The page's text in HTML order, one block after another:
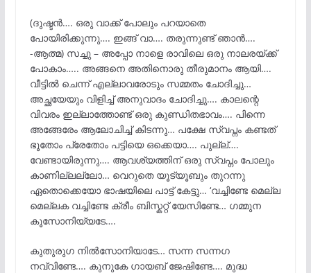
(ദുഷ്ടൻ…. ഒരു വാക്ക് പോലും പറയാതെ
പോയിരിക്കുന്നു…. ഇങ്ങ് വാ…. തരുന്നുണ്ട് ഞാൻ….
-ആത്മ) സച്ചു – അപ്പോ നാളെ രാവിലെ ഒരു നാലരയ്ക്ക്
പോകാം….. അങ്ങനെ അതിനൊരു തീരുമാനം ആയി….
വീട്ടിൽ ചെന്ന് എല്ലാവരോടും സമ്മതം ചോദിച്ചു…
അച്ഛയേയും വിളിച്ച് അനുവാദം ചോദിച്ചു…. കാലന്റെ
വിവരം ഇല്ലാത്തോണ്ട് ഒരു കുണ്ഡിതഭാവം…. പിന്നെ
അങ്ങേരേം ആലോചിച്ച് കിടന്നു… പക്ഷേ സ്വപ്നം കണ്ടത്
ഭൂതോം പ്രേതോം പട്ടിയെ ഒക്കെയാ…. പുല്ല്….
വേണ്ടായിരുന്നു…. ആവശ്യത്തിന് ഒരു സ്വപ്നം പോലും
കാണില്ലല്ലോ… വെറുതെ യൂട്യൂബും തുറന്നു
ഏതൊക്കെയോ ഭാഷയിലെ പാട്ട് കേട്ടു… ‘വച്ചിണ്ടേ മെല്ല
മെല്ലക വച്ചിണ്ടേ ക്രീം ബിസ്കറ്റ് യേസിണ്ടേ… ഗമ്മുന
കൂസോനിയ്യടേ….
കുതുരുഗ നിൽസോനിയാടേ… സന്ന സന്നഗ
നവ്വിണ്ടേ…. കുനുകേ ഗായബ് ജേഷിണ്ടേ…. മുദ്ധ